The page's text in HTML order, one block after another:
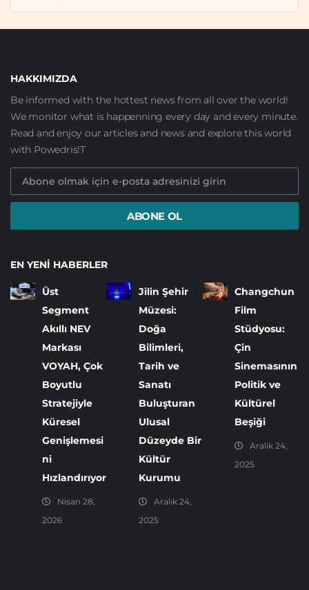
HAKKIMIZDA
Be informed with the hottest news from all over the world!
We monitor what is happenning every day and every minute.
Read and enjoy our articles and news and explore this world
with Powedris!T
ABONE OL
EN YENI HABERLER
Üst
Segment
Akıllı NEV
Markası
VOYAH, Çok
Boyutlu
Stratejiyle
Küresel
Genişlemesi
ni
Hızlandırıyor
Nisan 28,
2026
Jilin Şehir
Müzesi:
Doğa
Bilimleri,
Tarih ve
Sanatı
Buluşturan
Ulusal
Düzeyde Bir
Kültür
Kurumu
Aralık 24,
2025
Changchun
Film
Stüdyosu:
Çin
Sinemasının
Politik ve
Kültürel
Beşiği
Aralık 24,
2025